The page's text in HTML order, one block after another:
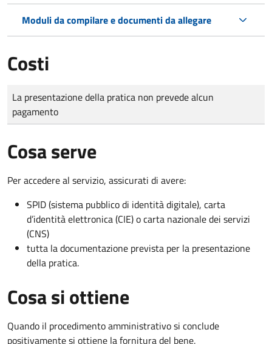
Moduli da compilare e documenti da allegare
Costi
Tipo di pagamento
Importo
La presentazione della pratica non prevede alcun
pagamento
Cosa serve
Per accedere al servizio, assicurati di avere:
SPID (sistema pubblico di identità digitale), carta
d’identità elettronica (CIE) o carta nazionale dei servizi
(CNS)
tutta la documentazione prevista per la presentazione
della pratica.
Cosa si ottiene
Quando il procedimento amministrativo si conclude
positivamente si ottiene la fornitura del bene.